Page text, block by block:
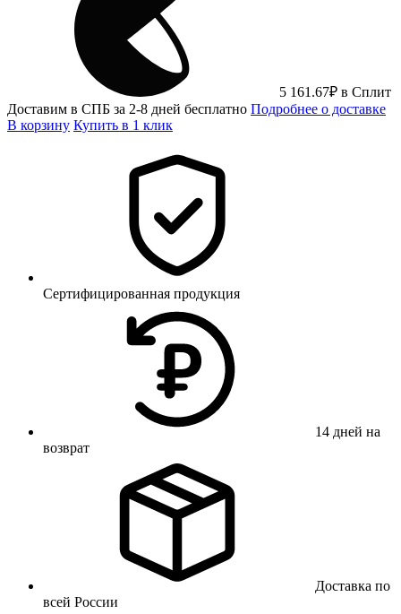
5 161.67₽ в Сплит
Доставим в СПБ за 2-8 дней бесплатно Подробнее о доставке
В корзину Купить в 1 клик
Сертифицированная продукция
14 дней на
возврат
Доставка по
всей России